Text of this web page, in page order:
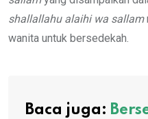
shallallahu alaihi wa sallam
wanita untuk bersedekah.
Baca juga: